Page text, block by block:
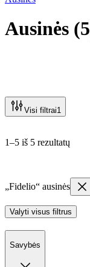
Ausinės (5
Visi filtrai1
1–5 iš 5 rezultatų
„Fidelio“ ausinės
Valyti visus filtrus
Savybės